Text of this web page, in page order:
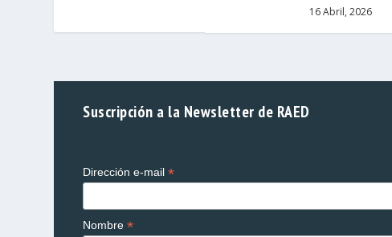
16 Abril, 2026
Suscripción a la Newsletter de RAED
Dirección e-mail*
Nombre*